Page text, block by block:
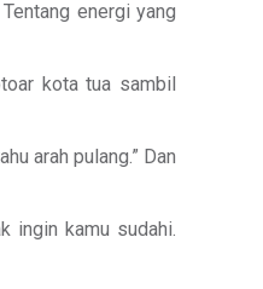
energi yang
kota tua sambil
arah pulang.” Dan
ingin kamu sudahi.